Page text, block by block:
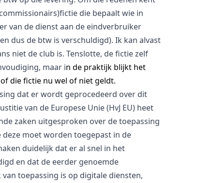
die bepaalt wie in
van de dienst aan de eindverbruiker
dus de btw is verschuldigd). Ik kan alvast
niet de club is. Tenslotte, de fictie zelf
maar in de praktijk blijkt het
die fictie nu wel of niet geldt.
dat er wordt geprocedeerd over dit
van de Europese Unie (HvJ EU) heet
zaken uitgesproken over de toepassing
deze moet worden toegepast in de
duidelijk dat er al snel in het
en dat de eerder genoemde
toepassing is op digitale diensten,